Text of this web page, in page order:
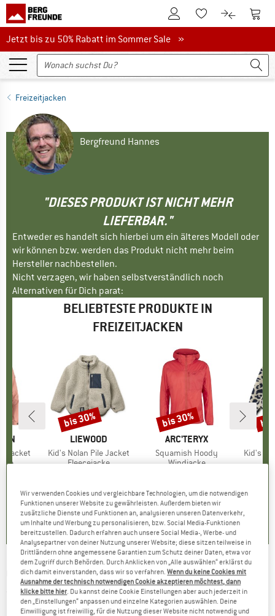
Zum KundenkontoZum Merkzettel.
Zum Zum
Jetzt bis zu 50% Rabatt im Sommer Sale
Jetzt bis zu 50% Rabatt im Sommer Sale »
Freizeitjacken
Bergfreund Hannes
"DIESES PRODUKT IST NICHT MEHR
LIEFERBAR."
Entweder es handelt sich hierbei um ein älteres Modell oder
wir können bzw. werden das Produkt nicht mehr beim
Hersteller nachbestellen.
Nicht verzagen, wir haben selbstverständlich noch
Alternativen für Dich parat:
BELIEBTESTE PRODUKTE IN
FREIZEITJACKEN
Jacket
2
)
MARKE
LIEWOOD
Artikel
Kid's Nolan Pile Jacket
Produktgruppe
Fleecejacke
13
0,0(0)
Rabatt
bis 30%
MARKE
ARC'TERYX
Artikel
Squamish Hoody
Produktgruppe
Windjacke
2
4,7(71)
Rabatt
bis 30%
Artikel
Kid's
CHILLAZ -Women's Roys Peak - Freizeitjacke
(0)
Wir verwenden Cookies und vergleichbare Technologien, um die notwendigen
Funktionen unserer Website zu gewährleisten. Außerdem bieten wir
zusätzliche Dienste und Funktionen an, analysieren unseren Datenverkehr,
um Inhalte und Werbung zu personalisieren, bzw. Social Media-Funktionen
bereitzustellen. Dadurch erfahren auch unsere Social Media-, Werbe- und
Analysepartner von deiner Nutzung unserer Website; diese sitzen teilweise in
Drittländern ohne angemessene Garantien zum Schutz deiner Daten, etwa vor
dem Zugriff durch Behörden. Durch Anklicken von „Alle auswählen“ erklärst du
dich damit einverstanden, dass wir so verfahren.Wenn du keine Cookies mit
Ausnahme der technisch notwendigen Cookie akzeptieren möchtest, dann
klicke bitte hier . Du kannst deine Cookie Einstellungen aber auch jederzeit in
den „Einstellungen“ anpassen und einzelne Kategorien auswählen. Deine
Einwilligung ist freiwillig, für die Nutzung dieser Website nicht notwendig und